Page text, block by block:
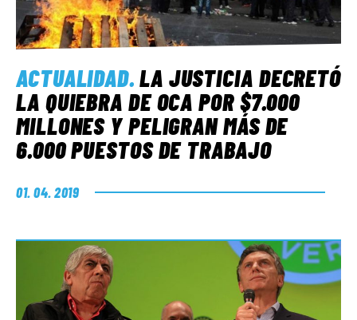
ACTUALIDAD.LA JUSTICIA DECRETÓ
LA QUIEBRA DE OCA POR $7.000
MILLONES Y PELIGRAN MÁS DE
6.000 PUESTOS DE TRABAJO
01. 04. 2019